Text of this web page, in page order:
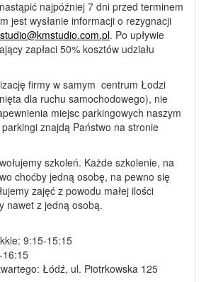
najpóźniej 7 dni przed terminem
jest wysłanie informacji o rezygnacji
. Po upływie
zapłaci 50% kosztów udziału
firmy w samym centrum Łodzi
dla ruchu samochodowego), nie
miejsc parkingowych naszym
znajdą Państwo na stronie
szkoleń. Każde szkolenie, na
choćby jedną osobę, na pewno się
zajęć z powodu małej ilości
nawet z jedną osobą.
9:15-15:15
16:15
Łódź, ul. Piotrkowska 125